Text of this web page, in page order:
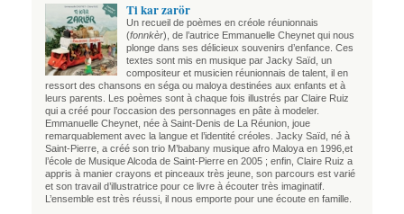
Ti kar zarör
Un recueil de poèmes en créole réunionnais
(fonnkèr), de l’autrice Emmanuelle Cheynet qui nous
plonge dans ses délicieux souvenirs d’enfance. Ces
textes sont mis en musique par Jacky Saïd, un
compositeur et musicien réunionnais de talent, il en
ressort des chansons en séga ou maloya destinées aux enfants et à
leurs parents. Les poèmes sont à chaque fois illustrés par Claire Ruiz
qui a créé pour l’occasion des personnages en pâte à modeler.
Emmanuelle Cheynet, née à Saint-Denis de La Réunion, joue
remarquablement avec la langue et l’identité créoles. Jacky Saïd, né à
Saint-Pierre, a créé son trio M’babany musique afro Maloya en 1996,et
l’école de Musique Alcoda de Saint-Pierre en 2005 ; enfin, Claire Ruiz a
appris à manier crayons et pinceaux très jeune, son parcours est varié
et son travail d’illustratrice pour ce livre à écouter très imaginatif.
L’ensemble est très réussi, il nous emporte pour une écoute en famille.